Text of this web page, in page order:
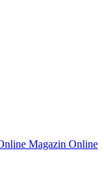
Online